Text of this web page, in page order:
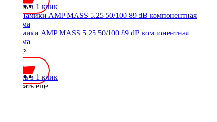
Купить в 1 клик
Динамики AMP MASS 5.25 50/100 89 dB компонентная
система
2800 ₽
Купить в 1 клик
Показать еще